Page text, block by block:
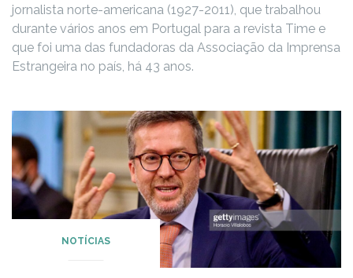
jornalista norte-americana (1927-2011), que trabalhou
durante vários anos em Portugal para a revista Time e
que foi uma das fundadoras da Associação da Imprensa
Estrangeira no país, há 43 anos.
NOTÍCIAS